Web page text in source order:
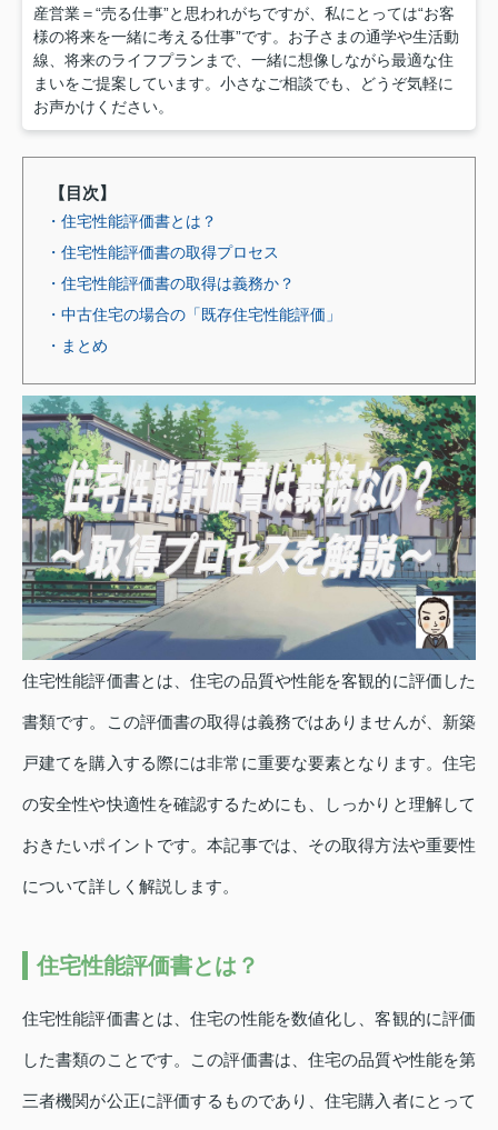
産営業＝“売る仕事”と思われがちですが、私にとっては“お客
様の将来を一緒に考える仕事”です。お子さまの通学や生活動
線、将来のライフプランまで、一緒に想像しながら最適な住
まいをご提案しています。小さなご相談でも、どうぞ気軽に
お声かけください。
【目次】
・住宅性能評価書とは？
・住宅性能評価書の取得プロセス
・住宅性能評価書の取得は義務か？
・中古住宅の場合の「既存住宅性能評価」
・まとめ
住宅性能評価書とは、住宅の品質や性能を客観的に評価した
書類です。この評価書の取得は義務ではありませんが、新築
戸建てを購入する際には非常に重要な要素となります。住宅
の安全性や快適性を確認するためにも、しっかりと理解して
おきたいポイントです。本記事では、その取得方法や重要性
について詳しく解説します。
住宅性能評価書とは？
住宅性能評価書とは、住宅の性能を数値化し、客観的に評価
した書類のことです。この評価書は、住宅の品質や性能を第
三者機関が公正に評価するものであり、住宅購入者にとって